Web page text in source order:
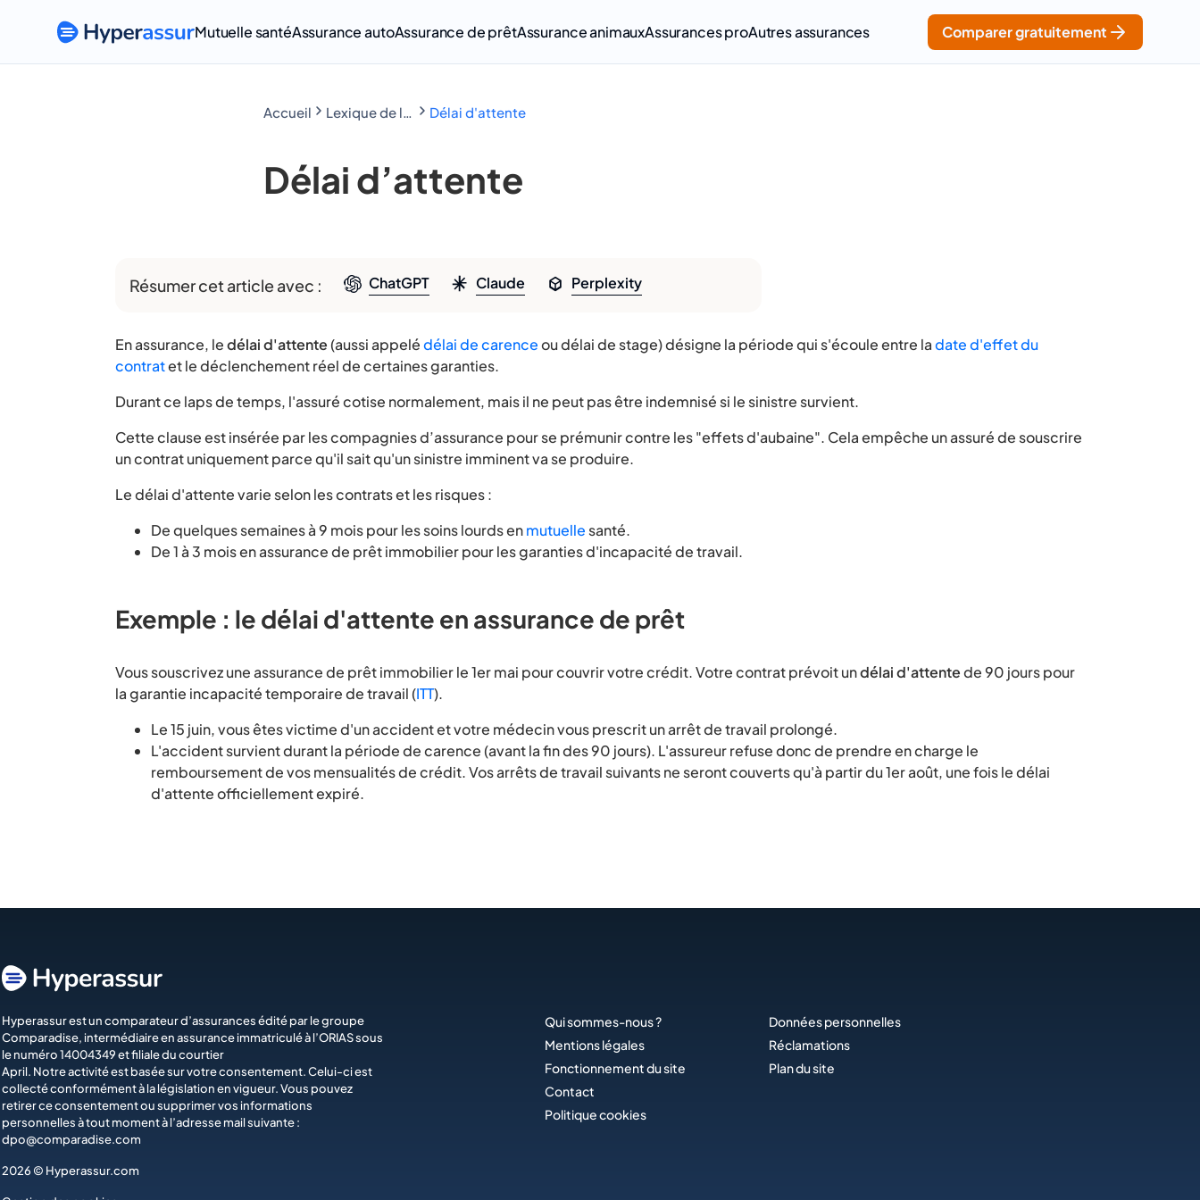
Mutuelle santéAssurance autoAssurance de prêtAssurance animauxAssurances proAutres assurances Comparer gratuitement
Accueil Délai d'attente
Délai d’attente
Résumer cet article avec : ChatGPT Claude Perplexity
En assurance, ledélai d'attente(aussi appelédélai de carenceou délai de stage) désigne la période qui s'écoule entre ladate d'effet du
contratet le déclenchement réel de certaines garanties.
Durant ce laps de temps, l'assuré cotise normalement, mais il ne peut pas être indemnisé si le sinistre survient.
Cette clause est insérée par les compagnies d’assurance pour se prémunir contre les "effets d'aubaine". Cela empêche un assuré de souscrire
un contrat uniquement parce qu'il sait qu'un sinistre imminent va se produire.
Le délai d'attente varie selon les contrats et les risques :
De quelques semaines à 9 mois pour les soins lourds enmutuelle santé.
De 1 à 3 mois en assurance de prêt immobilier pour les garanties d'incapacité de travail.
Exemple : le délai d'attente en assurance de prêt
Vous souscrivez une assurance de prêt immobilier le 1er mai pour couvrir votre crédit. Votre contrat prévoit undélai d'attentede 90 jours pour
la garantie incapacité temporaire de travail (ITT).
Le 15 juin, vous êtes victime d'un accident et votre médecin vous prescrit un arrêt de travail prolongé.
L'accident survient durant la période de carence (avant la fin des 90 jours). L'assureur refuse donc de prendre en charge le
remboursement de vos mensualités de crédit. Vos arrêts de travail suivants ne seront couverts qu'à partir du 1er août, une fois le délai
d'attente officiellement expiré.
Hyperassur est un comparateur d’assurances édité par le groupe
Comparadise, intermédiaire en assurance immatriculé à l’ORIAS sous
le numéro 14004349 et filiale du courtier
April. Notre activité est basée sur votre consentement. Celui-ci est
collecté conformément à la législation en vigueur. Vous pouvez
retirer ce consentement ou supprimer vos informations
personnelles à tout moment à l’adresse mail suivante :
dpo@comparadise.com
2026 © Hyperassur.com
Qui sommes-nous ?
Mentions légales
Fonctionnement du site
Contact
Politique cookies
Données personnelles
Réclamations
Plan du site